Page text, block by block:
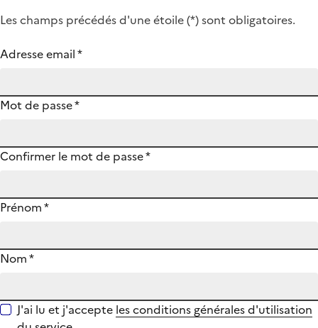
Les champs précédés d'une étoile (*) sont obligatoires.
Adresse email*
Mot de passe*
Confirmer le mot de passe*
Prénom*
Nom*
J'ai lu et j'accepte les conditions générales d'utilisation